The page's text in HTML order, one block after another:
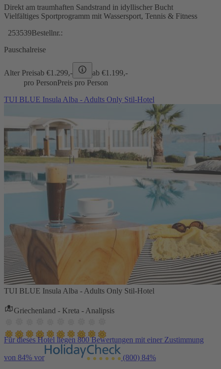
Direkt am traumhaften Sandstrand in idyllischer Bucht
Vielfältiges Sportprogramm mit Wassersport, Tennis & Fitness
253539Bestellnr.:
Pauschalreise
Alter Preisab €1.299,- ab €1.199,-
pro PersonPreis pro Person
TUI BLUE Insula Alba - Adults Only Stil-Hotel
TUI BLUE Insula Alba - Adults Only Stil-Hotel
Griechenland - Kreta - Analipsis
Für dieses Hotel liegen 800 Bewertungen mit einer Zustimmung
von 84% vor (800) 84%